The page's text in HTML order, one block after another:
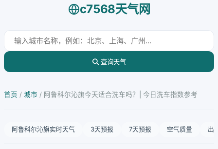
c7568天气网
查询天气
首页 / 城市 / 阿鲁科尔沁旗今天适合洗车吗？| 今日洗车指数参考
阿鲁科尔沁旗实时天气 3天预报 7天预报 空气质量 出